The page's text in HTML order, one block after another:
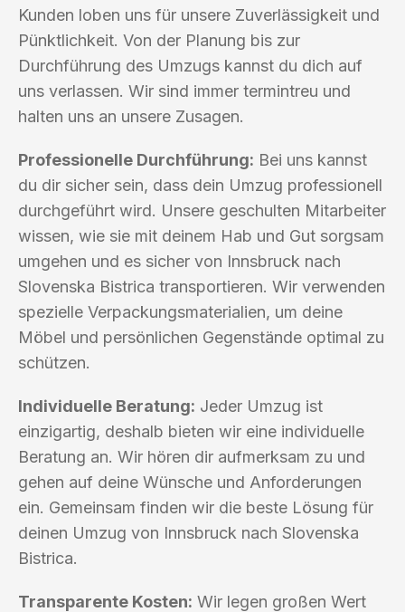
Kunden loben uns für unsere Zuverlässigkeit und
Pünktlichkeit. Von der Planung bis zur
Durchführung des Umzugs kannst du dich auf
uns verlassen. Wir sind immer termintreu und
halten uns an unsere Zusagen.
Professionelle Durchführung: Bei uns kannst
du dir sicher sein, dass dein Umzug professionell
durchgeführt wird. Unsere geschulten Mitarbeiter
wissen, wie sie mit deinem Hab und Gut sorgsam
umgehen und es sicher von Innsbruck nach
Slovenska Bistrica transportieren. Wir verwenden
spezielle Verpackungsmaterialien, um deine
Möbel und persönlichen Gegenstände optimal zu
schützen.
Individuelle Beratung: Jeder Umzug ist
einzigartig, deshalb bieten wir eine individuelle
Beratung an. Wir hören dir aufmerksam zu und
gehen auf deine Wünsche und Anforderungen
ein. Gemeinsam finden wir die beste Lösung für
deinen Umzug von Innsbruck nach Slovenska
Bistrica.
Transparente Kosten: Wir legen großen Wert